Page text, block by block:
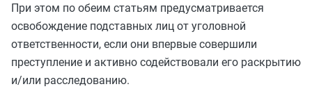
При этом по обеим статьям предусматривается
освобождение подставных лиц от уголовной
ответственности, если они впервые совершили
преступление и активно содействовали его раскрытию
и/или расследованию.